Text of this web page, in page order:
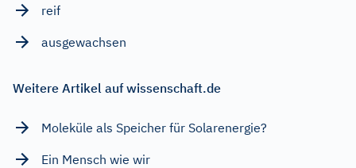
reif
ausgewachsen
Weitere Artikel auf wissenschaft.de
Moleküle als Speicher für Solarenergie?
Ein Mensch wie wir